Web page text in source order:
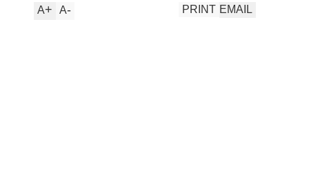
A+ A- EMAIL
PRINT